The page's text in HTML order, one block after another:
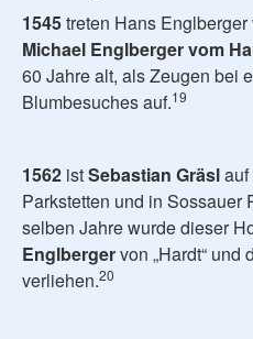
1545treten Hans
Michael Englberger vom
60 Jahre alt, als Zeugen bei
Blumbesuches auf.19
1562 istSebastian Gräslauf
Parkstetten und in Sossauer
selben Jahre wurde dieser
Englbergervon „Hardt“ und
verliehen.20